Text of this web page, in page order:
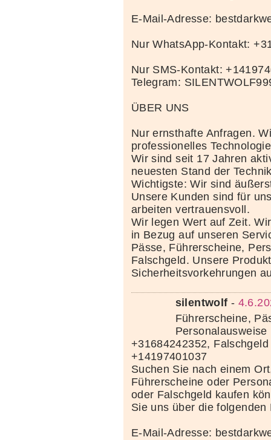
E-Mail-Adresse:
Nur WhatsApp-Kontakt:
Nur SMS-Kontakt:
Telegram:
ÜBER UNS
Nur ernsthafte Anfragen.
professionelles
Wir sind seit 17 Jahren
neuesten Stand der
Wichtigste: Wir sind
Unsere Kunden sind für
arbeiten vertrauensvoll.
Wir legen Wert auf Zeit.
in Bezug auf unseren
Pässe, Führerscheine,
Falschgeld. Unsere
Sicherheitsvorkehrungen
silentwolf -
Führerscheine,
+31684242352,
+14197401037
Suchen Sie nach einem
Führerscheine oder
oder Falschgeld kaufen
Sie uns über die folgenden
E-Mail-Adresse: